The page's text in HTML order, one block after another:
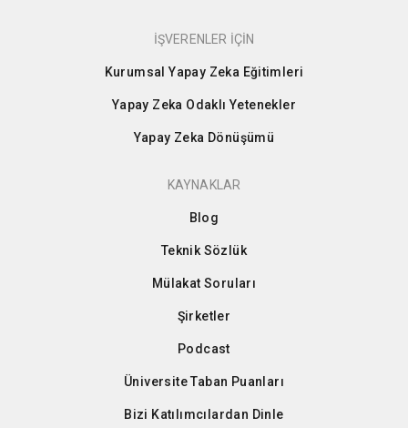
İŞVERENLER İÇİN
Kurumsal Yapay Zeka Eğitimleri
Yapay Zeka Odaklı Yetenekler
Yapay Zeka Dönüşümü
KAYNAKLAR
Blog
Teknik Sözlük
Mülakat Soruları
Şirketler
Podcast
Üniversite Taban Puanları
Bizi Katılımcılardan Dinle